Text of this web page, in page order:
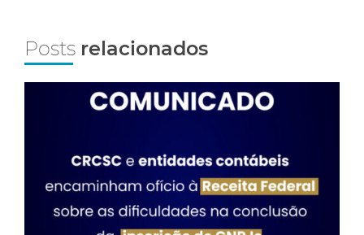
Posts relacionados